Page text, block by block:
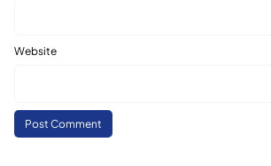
Website